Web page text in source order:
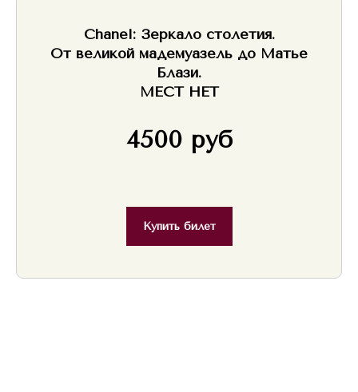
Chanel: Зеркало столетия.
От великой мадемуазель до Матье
Блази.
МЕСТ НЕТ
4500 руб
Купить билет